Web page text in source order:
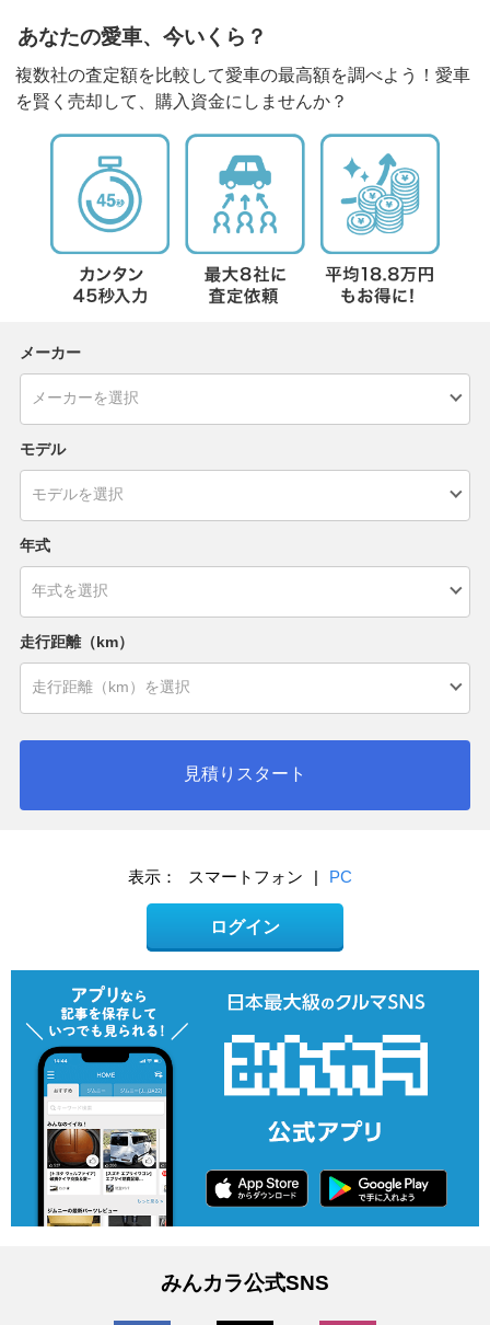
あなたの愛車、今いくら？
複数社の査定額を比較して愛車の最高額を調べよう！愛車
を賢く売却して、購入資金にしませんか？
メーカー
モデル
年式
走行距離（km）
見積りスタート
表示： スマートフォン | PC
ログイン
みんカラ公式SNS